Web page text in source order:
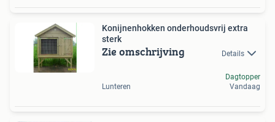
Konijnenhokken onderhoudsvrij extra
sterk
Zie omschrijving Details
Lunteren
Dagtopper
Vandaag